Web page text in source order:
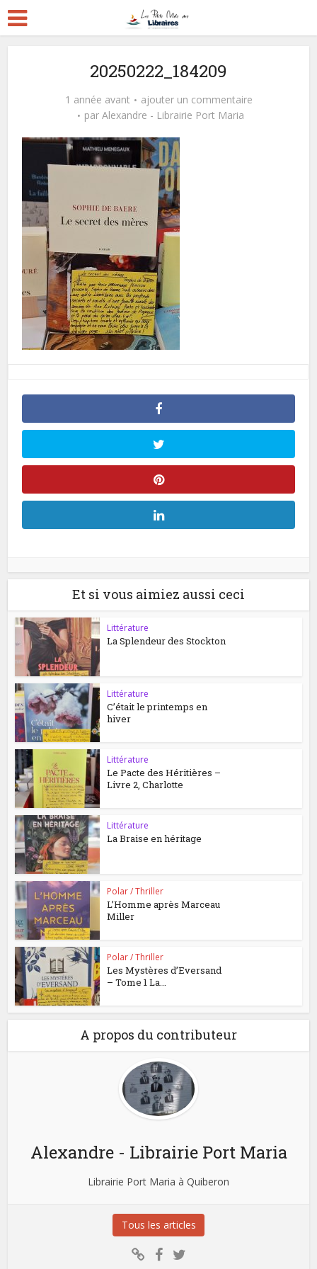
20250222_184209
1 année avant
ajouter un commentaire
par Alexandre - Librairie Port Maria
Et si vous aimiez aussi ceci
Littérature
La Splendeur des Stockton
Littérature
C’était le printemps en
hiver
Littérature
Le Pacte des Héritières –
Livre 2, Charlotte
Littérature
La Braise en héritage
Polar / Thriller
L’Homme après Marceau
Miller
Polar / Thriller
Les Mystères d’Eversand
– Tome 1 La...
A propos du contributeur
Alexandre - Librairie Port Maria
Librairie Port Maria à Quiberon
Tous les articles